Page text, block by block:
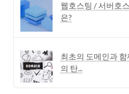
웹호스팅 / 서버호
은?
최초의 도메인과
의 탄...